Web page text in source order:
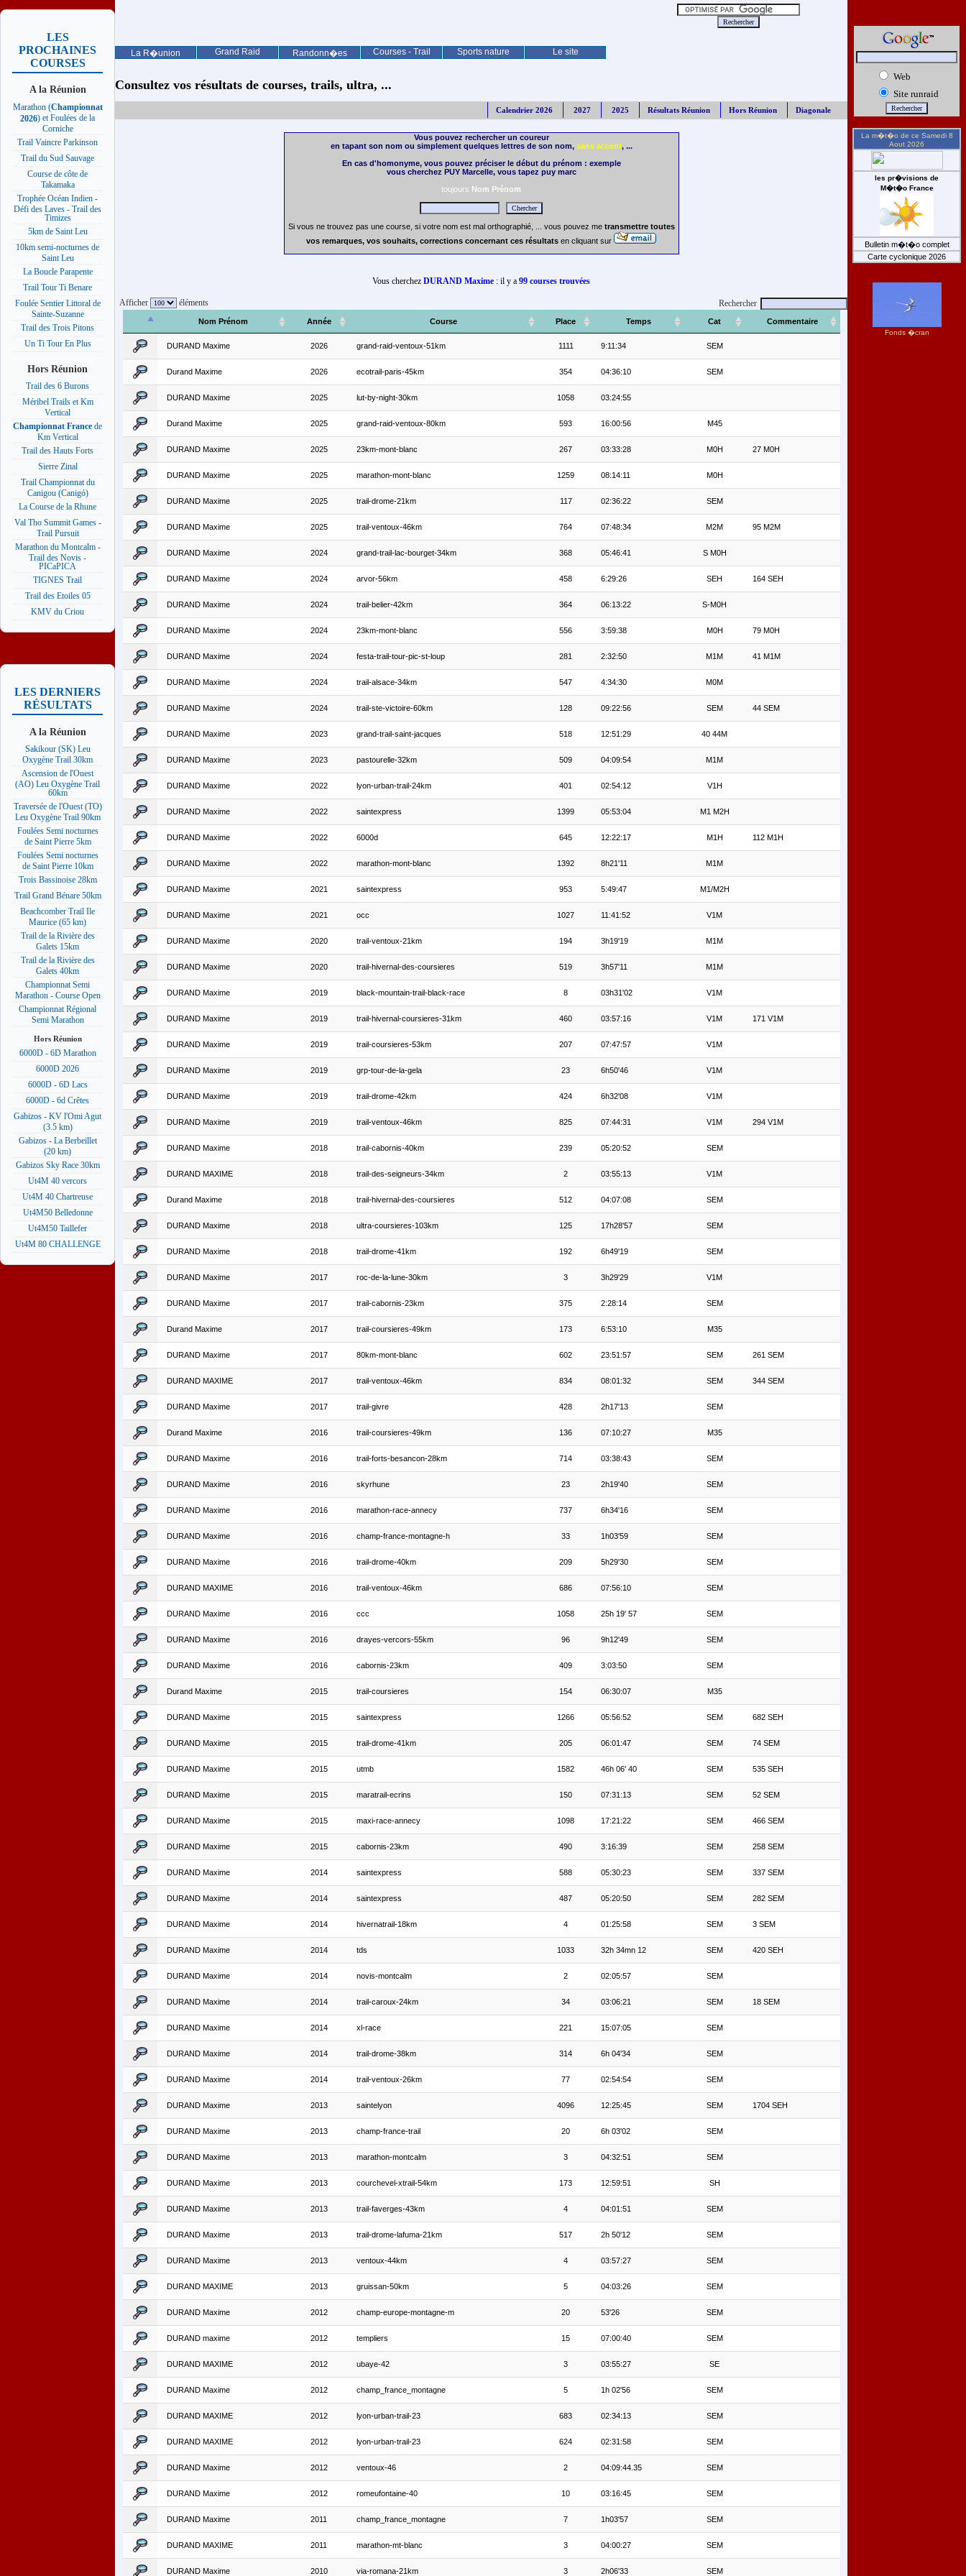
La R�union Grand Raid Randonn�es Courses - Trail Sports nature Le site
LES
PROCHAINES
COURSES
A la Réunion
Marathon (Championnat
2026) et Foulées de la
Corniche
Trail Vaincre Parkinson
Trail du Sud Sauvage
Course de côte de
Takamaka
Trophée Océan Indien -
Défi des Laves - Trail des
Timizes
5km de Saint Leu
10km semi-nocturnes de
Saint Leu
La Boucle Parapente
Trail Tour Ti Benare
Foulée Sentier Littoral de
Sainte-Suzanne
Trail des Trois Pitons
Un Ti Tour En Plus
Hors Réunion
Trail des 6 Burons
Méribel Trails et Km
Vertical
Championnat France de
Km Vertical
Trail des Hauts Forts
Sierre Zinal
Trail Championnat du
Canigou (Canigó)
La Course de la Rhune
Val Tho Summit Games -
Trail Pursuit
Marathon du Montcalm -
Trail des Novis -
PICaPICA
TIGNES Trail
Trail des Etoiles 05
KMV du Criou
LES DERNIERS
RÉSULTATS
A la Réunion
Sakikour (SK) Leu
Oxygène Trail 30km
Ascension de l'Ouest
(AO) Leu Oxygène Trail
60km
Traversée de l'Ouest (TO)
Leu Oxygène Trail 90km
Foulées Semi nocturnes
de Saint Pierre 5km
Foulées Semi nocturnes
de Saint Pierre 10km
Trois Bassinoise 28km
Trail Grand Bénare 50km
Beachcomber Trail Ile
Maurice (65 km)
Trail de la Rivière des
Galets 15km
Trail de la Rivière des
Galets 40km
Championnat Semi
Marathon - Course Open
Championnat Régional
Semi Marathon
Hors Réunion
6000D - 6D Marathon
6000D 2026
6000D - 6D Lacs
6000D - 6d Crêtes
Gabizos - KV l'Omi Agut
(3.5 km)
Gabizos - La Berbeillet
(20 km)
Gabizos Sky Race 30km
Ut4M 40 vercors
Ut4M 40 Chartreuse
Ut4M50 Belledonne
Ut4M50 Taillefer
Ut4M 80 CHALLENGE
Consultez vos résultats de courses, trails, ultra, ...
Calendrier 2026 2027 2025 Résultats Réunion Hors Réunion Diagonale
Vous pouvez rechercher un coureur
en tapant son nom ou simplement quelques lettres de son nom, sans accent, ...
En cas d'homonyme, vous pouvez préciser le début du prénom : exemple
vous cherchez PUY Marcelle, vous tapez puy marc
toujours Nom Prénom
Si vous ne trouvez pas une course, si votre nom est mal orthographié, ... vous pouvez me transmettre toutes
vos remarques, vos souhaits, corrections concernant ces résultats en cliquant sur
Vous cherchez DURAND Maxime : il y a 99 courses trouvées
Afficher éléments Rechercher
Nom Prénom Année Course Place Temps Cat Commentaire
DURAND Maxime 2026 grand-raid-ventoux-51km 1111 9:11:34 SEM
Durand Maxime 2026 ecotrail-paris-45km 354 04:36:10 SEM
DURAND Maxime 2025 lut-by-night-30km 1058 03:24:55
Durand Maxime 2025 grand-raid-ventoux-80km 593 16:00:56 M45
DURAND Maxime 2025 23km-mont-blanc 267 03:33:28 M0H 27 M0H
DURAND Maxime 2025 marathon-mont-blanc 1259 08:14:11 M0H
DURAND Maxime 2025 trail-drome-21km 117 02:36:22 SEM
DURAND Maxime 2025 trail-ventoux-46km 764 07:48:34 M2M 95 M2M
DURAND Maxime 2024 grand-trail-lac-bourget-34km 368 05:46:41 S M0H
DURAND Maxime 2024 arvor-56km 458 6:29:26 SEH 164 SEH
DURAND Maxime 2024 trail-belier-42km 364 06:13:22 S-M0H
DURAND Maxime 2024 23km-mont-blanc 556 3:59:38 M0H 79 M0H
DURAND Maxime 2024 festa-trail-tour-pic-st-loup 281 2:32:50 M1M 41 M1M
DURAND Maxime 2024 trail-alsace-34km 547 4:34:30 M0M
DURAND Maxime 2024 trail-ste-victoire-60km 128 09:22:56 SEM 44 SEM
DURAND Maxime 2023 grand-trail-saint-jacques 518 12:51:29 40 44M
DURAND Maxime 2023 pastourelle-32km 509 04:09:54 M1M
DURAND Maxime 2022 lyon-urban-trail-24km 401 02:54:12 V1H
DURAND Maxime 2022 saintexpress 1399 05:53:04 M1 M2H
DURAND Maxime 2022 6000d 645 12:22:17 M1H 112 M1H
DURAND Maxime 2022 marathon-mont-blanc 1392 8h21'11 M1M
DURAND Maxime 2021 saintexpress 953 5:49:47 M1/M2H
DURAND Maxime 2021 occ 1027 11:41:52 V1M
DURAND Maxime 2020 trail-ventoux-21km 194 3h19'19 M1M
DURAND Maxime 2020 trail-hivernal-des-coursieres 519 3h57'11 M1M
DURAND Maxime 2019 black-mountain-trail-black-race 8 03h31'02 V1M
DURAND Maxime 2019 trail-hivernal-coursieres-31km 460 03:57:16 V1M 171 V1M
DURAND Maxime 2019 trail-coursieres-53km 207 07:47:57 V1M
DURAND Maxime 2019 grp-tour-de-la-gela 23 6h50'46 V1M
DURAND Maxime 2019 trail-drome-42km 424 6h32'08 V1M
DURAND Maxime 2019 trail-ventoux-46km 825 07:44:31 V1M 294 V1M
DURAND Maxime 2018 trail-cabornis-40km 239 05:20:52 SEM
DURAND MAXIME 2018 trail-des-seigneurs-34km 2 03:55:13 V1M
Durand Maxime 2018 trail-hivernal-des-coursieres 512 04:07:08 SEM
DURAND Maxime 2018 ultra-coursieres-103km 125 17h28'57 SEM
DURAND Maxime 2018 trail-drome-41km 192 6h49'19 SEM
DURAND Maxime 2017 roc-de-la-lune-30km 3 3h29'29 V1M
DURAND Maxime 2017 trail-cabornis-23km 375 2:28:14 SEM
Durand Maxime 2017 trail-coursieres-49km 173 6:53:10 M35
DURAND Maxime 2017 80km-mont-blanc 602 23:51:57 SEM 261 SEM
DURAND MAXIME 2017 trail-ventoux-46km 834 08:01:32 SEM 344 SEM
DURAND Maxime 2017 trail-givre 428 2h17'13 SEM
Durand Maxime 2016 trail-coursieres-49km 136 07:10:27 M35
DURAND Maxime 2016 trail-forts-besancon-28km 714 03:38:43 SEM
DURAND Maxime 2016 skyrhune 23 2h19'40 SEM
DURAND Maxime 2016 marathon-race-annecy 737 6h34'16 SEM
DURAND Maxime 2016 champ-france-montagne-h 33 1h03'59 SEM
DURAND Maxime 2016 trail-drome-40km 209 5h29'30 SEM
DURAND MAXIME 2016 trail-ventoux-46km 686 07:56:10 SEM
DURAND Maxime 2016 ccc 1058 25h 19' 57 SEM
DURAND Maxime 2016 drayes-vercors-55km 96 9h12'49 SEM
DURAND Maxime 2016 cabornis-23km 409 3:03:50 SEM
Durand Maxime 2015 trail-coursieres 154 06:30:07 M35
DURAND Maxime 2015 saintexpress 1266 05:56:52 SEM 682 SEH
DURAND Maxime 2015 trail-drome-41km 205 06:01:47 SEM 74 SEM
DURAND Maxime 2015 utmb 1582 46h 06' 40 SEM 535 SEH
DURAND Maxime 2015 maratrail-ecrins 150 07:31:13 SEM 52 SEM
DURAND Maxime 2015 maxi-race-annecy 1098 17:21:22 SEM 466 SEM
DURAND Maxime 2015 cabornis-23km 490 3:16:39 SEM 258 SEM
DURAND Maxime 2014 saintexpress 588 05:30:23 SEM 337 SEM
DURAND Maxime 2014 saintexpress 487 05:20:50 SEM 282 SEM
DURAND Maxime 2014 hivernatrail-18km 4 01:25:58 SEM 3 SEM
DURAND Maxime 2014 tds 1033 32h 34mn 12 SEM 420 SEH
DURAND Maxime 2014 novis-montcalm 2 02:05:57 SEM
DURAND Maxime 2014 trail-caroux-24km 34 03:06:21 SEM 18 SEM
DURAND Maxime 2014 xl-race 221 15:07:05 SEM
DURAND Maxime 2014 trail-drome-38km 314 6h 04'34 SEM
DURAND Maxime 2014 trail-ventoux-26km 77 02:54:54 SEM
DURAND Maxime 2013 saintelyon 4096 12:25:45 SEM 1704 SEH
DURAND Maxime 2013 champ-france-trail 20 6h 03'02 SEM
DURAND Maxime 2013 marathon-montcalm 3 04:32:51 SEM
DURAND Maxime 2013 courchevel-xtrail-54km 173 12:59:51 SH
DURAND Maxime 2013 trail-faverges-43km 4 04:01:51 SEM
DURAND Maxime 2013 trail-drome-lafuma-21km 517 2h 50'12 SEM
DURAND Maxime 2013 ventoux-44km 4 03:57:27 SEM
DURAND MAXIME 2013 gruissan-50km 5 04:03:26 SEM
DURAND Maxime 2012 champ-europe-montagne-m 20 53'26 SEM
DURAND maxime 2012 templiers 15 07:00:40 SEM
DURAND MAXIME 2012 ubaye-42 3 03:55:27 SE
DURAND Maxime 2012 champ_france_montagne 5 1h 02'56 SEM
DURAND MAXIME 2012 lyon-urban-trail-23 683 02:34:13 SEM
DURAND MAXIME 2012 lyon-urban-trail-23 624 02:31:58 SEM
DURAND Maxime 2012 ventoux-46 2 04:09:44.35 SEM
DURAND Maxime 2012 romeufontaine-40 10 03:16:45 SEM
DURAND Maxime 2011 champ_france_montagne 7 1h03'57 SEM
DURAND MAXIME 2011 marathon-mt-blanc 3 04:00:27 SEM
DURAND Maxime 2010 via-romana-21km 3 2h06'33 SEM
Web
Site runraid
La m�t�o de ce Samedi 8
Aout 2026
les pr�visions de
M�t�o France
Bulletin m�t�o complet
Carte cyclonique 2026
Fonds �cran